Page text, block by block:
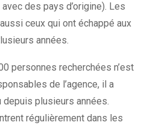
des pays d’origine). Les
ceux qui ont échappé aux
années.
personnes recherchées n’est
de l’agence, il a
depuis plusieurs années.
régulièrement dans les